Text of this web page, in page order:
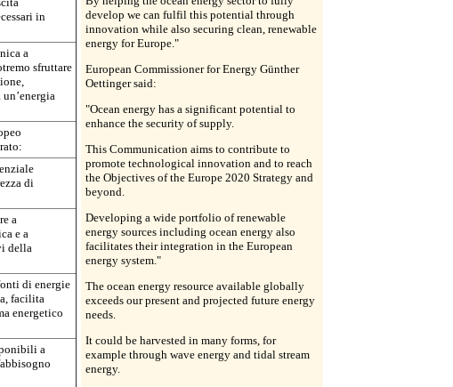
in
a
sfruttare
di
a
e a
della
di energie
facilita
energetico
a
develop we can fulfil this potential through
innovation while also securing clean, renewable
energy for Europe."
European Commissioner for Energy Günther
Oettinger said:
"Ocean energy has a significant potential to
enhance the security of supply.
This Communication aims to contribute to
promote technological innovation and to reach
the Objectives of the Europe 2020 Strategy and
beyond.
Developing a wide portfolio of renewable
energy sources including ocean energy also
facilitates their integration in the European
energy system."
The ocean energy resource available globally
exceeds our present and projected future energy
needs.
It could be harvested in many forms, for
example through wave energy and tidal stream
energy.